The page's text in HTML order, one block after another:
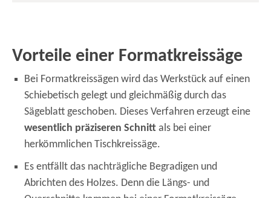
Vorteile einer Formatkreissäge
Bei Formatkreissägen wird das Werkstück auf einen
Schiebetisch gelegt und gleichmäßig durch das
Sägeblatt geschoben. Dieses Verfahren erzeugt eine
wesentlich präziseren Schnitt als bei einer
herkömmlichen Tischkreissäge.
Es entfällt das nachträgliche Begradigen und
Abrichten des Holzes. Denn die Längs- und